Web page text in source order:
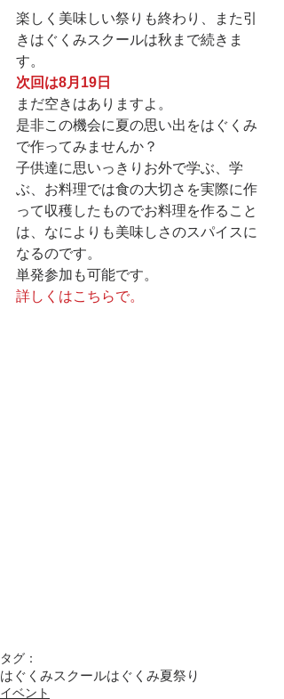
楽しく美味しい祭りも終わり、また引
きはぐくみスクールは秋まで続きま
す。
次回は8月19日
まだ空きはありますよ。
是非この機会に夏の思い出をはぐくみ
で作ってみませんか？
子供達に思いっきりお外で学ぶ、学
ぶ、お料理では食の大切さを実際に作
って収穫したものでお料理を作ること
は、なによりも美味しさのスパイスに
なるのです。
単発参加も可能です。
詳しくはこちらで。
タグ：
はぐくみスクールはぐくみ夏祭り
イベント